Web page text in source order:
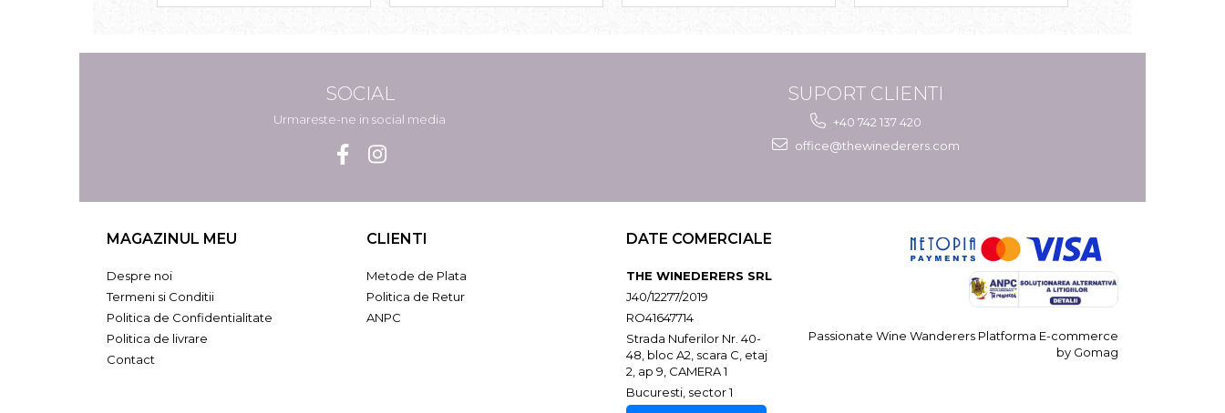
SOCIAL
Urmareste-ne in social media
SUPORT CLIENTI
+40 742 137 420
office@thewinederers.com
MAGAZINUL MEU
Despre noi
Termeni si Conditii
Politica de Confidentialitate
Politica de livrare
Contact
CLIENTI
Metode de Plata
Politica de Retur
ANPC
DATE COMERCIALE
THE WINEDERERS SRL
J40/12277/2019
RO41647714
Strada Nuferilor Nr. 40-
48, bloc A2, scara C, etaj
2, ap 9, CAMERA 1
Bucuresti, sector 1
Passionate Wine Wanderers Platforma E-commerce
by Gomag